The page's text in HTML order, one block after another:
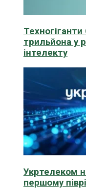
трильйона у
інтелекту
Укртелеком
першому